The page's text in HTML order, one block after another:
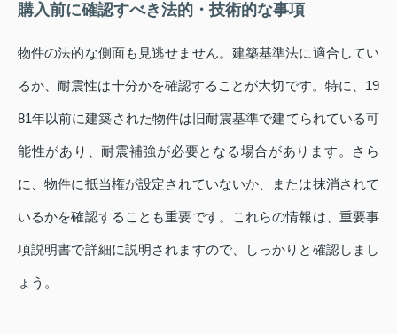
購入前に確認すべき法的・技術的な事項
物件の法的な側面も見逃せません。建築基準法に適合してい
るか、耐震性は十分かを確認することが大切です。特に、19
81年以前に建築された物件は旧耐震基準で建てられている可
能性があり、耐震補強が必要となる場合があります。さら
に、物件に抵当権が設定されていないか、または抹消されて
いるかを確認することも重要です。これらの情報は、重要事
項説明書で詳細に説明されますので、しっかりと確認しまし
ょう。